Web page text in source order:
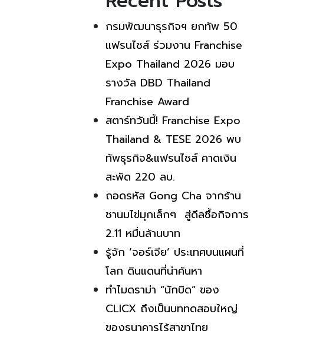
กรมพัฒนาธุรกิจฯ ยกทัพ 50
แฟรนไชส์ ร่วมงาน Franchise
Expo Thailand 2026 มอบ
รางวัล DBD Thailand
Franchise Award
สตาร์ทวันนี้! Franchise Expo
Thailand & TESE 2026 พบ
ทัพธุรกิจ&แฟรนไชส์ คาดเงิน
สะพัด 220 ลบ.
ถอดรหัส Gong Cha จากร้าน
ชานมไข่มุกเล็กๆ สู่ดีลซื้อกิจการ
2.11 หมื่นล้านบาท
รู้จัก ‘จอร์เจีย’ ประเทศบนแผนที่
โลก ดินแดนที่น่าค้นหา
ทำไมดราม่า “นักบิด” ของ
CLICX ถึงเป็นบททดสอบใหญ่
ของธนาคารไร้สาขาไทย